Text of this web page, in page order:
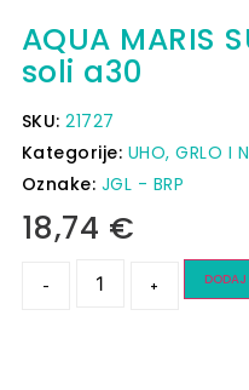
AQUA MARIS
soli a30
SKU:21727
Kategorije: UHO, GRLO I
Oznake: JGL - BRP
18,74 €
- + DODAJ